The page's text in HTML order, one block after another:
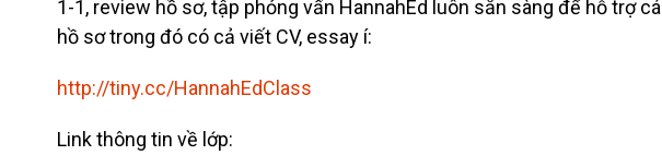
1-1, review hồ sơ, tập phỏng vấn HannahEd luôn sẵn sàng để hỗ trợ
hồ sơ trong đó có cả viết CV, essay í:
http://tiny.cc/HannahEdClass
Link thông tin về lớp: